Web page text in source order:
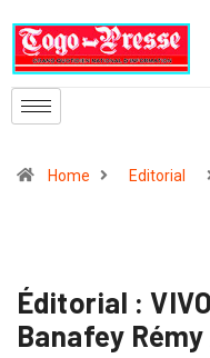
Home Editorial
Éditorial :
Banafey